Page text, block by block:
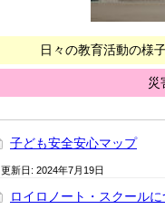
日々の教育活動の様
災
子ども安全安心マップ
更新日: 2024年7月19日
ロイロノート・スクールに